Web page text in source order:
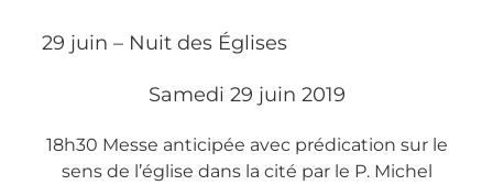
29 juin – Nuit des Églises
Samedi 29 juin 2019
18h30 Messe anticipée avec prédication sur le
sens de l’église dans la cité par le P. Michel